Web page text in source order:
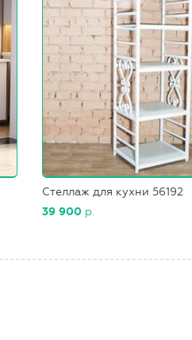
Стеллаж для кухни 56192
39 900 р.